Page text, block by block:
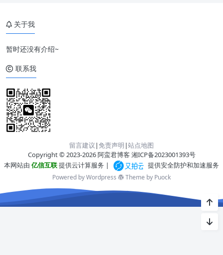
关于我
暂时还没有介绍~
联系我
留言建议 |免责声明 |站点地图
Copyright © 2023-2026 阿蛮君博客 湘ICP备2023001393号
本网站由 亿信互联提供云计算服务 | 提供安全防护和加速服务
Powered by Wordpress Theme by Puock